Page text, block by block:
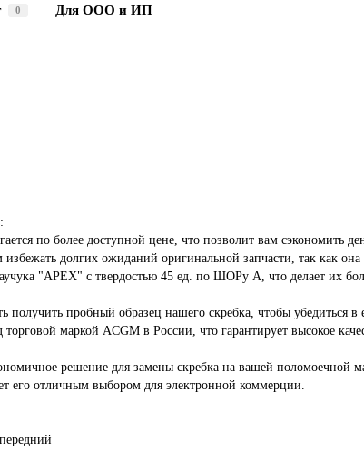
0 Для ООО и ИП
по более доступной цене, что позволит вам сэкономить
долгих ожиданий оригинальной запчасти, так как
"APEX" с твердостью 45 ед. по ШОРу А, что делает их
пробный образец нашего скребка, чтобы убедиться
маркой ACGM в России, что гарантирует высокое
решение для замены скребка на вашей
его отличным выбором для электронной коммерции.
передний